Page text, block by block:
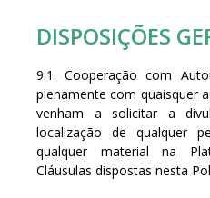
DISPOSIÇÕES
9.1. Cooperação com
plenamente com quaisquer
venham a solicitar a
localização de qualquer
qualquer material na
Cláusulas dispostas nesta